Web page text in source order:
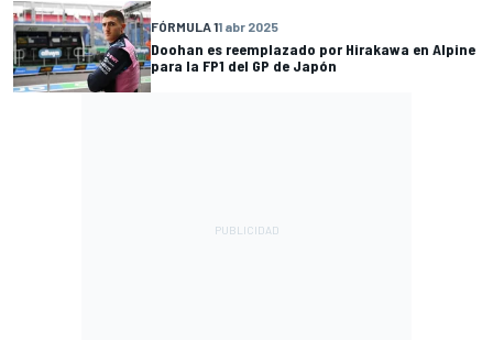
FÓRMULA 11 abr 2025
Doohan es reemplazado por Hirakawa en Alpine
para la FP1 del GP de Japón